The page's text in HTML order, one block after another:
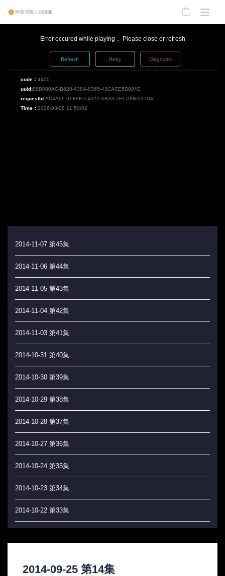
Error occured while playing， Please close or refresh
Refresh Retry Diagnosis
code： 4400
uuid:88B080AC-B620-438A-8365-43CACE5D004E
requestId:AC4A697D-F2ED-4622-ABA3-2F1700E037D4
Time： 2026-08-08 11:50:02
2014-11-07 第45集
2014-11-06 第44集
2014-11-05 第43集
2014-11-04 第42集
2014-11-03 第41集
2014-10-31 第40集
2014-10-30 第39集
2014-10-29 第38集
2014-10-28 第37集
2014-10-27 第36集
2014-10-24 第35集
2014-10-23 第34集
2014-10-22 第33集
2014-09-25 第14集